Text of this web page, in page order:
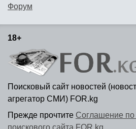
Форум
18+
Поисковый сайт новостей
агрегатор СМИ) FOR.kg
Прежде прочтите Соглашение
поискового сайта FOR.kg